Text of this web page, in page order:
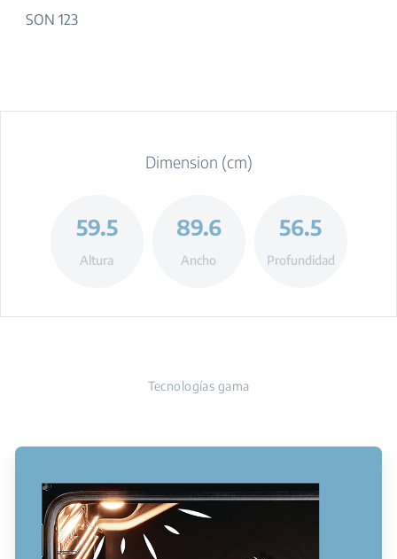
SON 123
Dimension (cm)
59.5
Altura
89.6
Ancho
56.5
Profundidad
Tecnologías gama